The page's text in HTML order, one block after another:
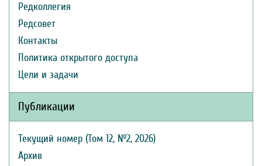
Редколлегия
Редсовет
Контакты
Политика открытого доступа
Цели и задачи
Публикации
Текущий номер (Том 12, №2, 2026)
Архив